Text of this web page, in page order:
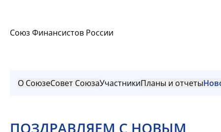
Союз Финансистов России
О СоюзеСовет СоюзаУчастникиПланы и отчеты
ПОЗДРАВЛЯЕМ С НОВЫМ